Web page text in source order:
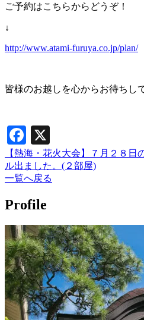
ご予約はこちらからどうぞ！
↓
http://www.atami-furuya.co.jp/plan/
皆様のお越しを心からお待ちし
Facebook
【熱海・花火大会】７月２８
ル出ました。(２部屋)
一覧へ戻る
Profile